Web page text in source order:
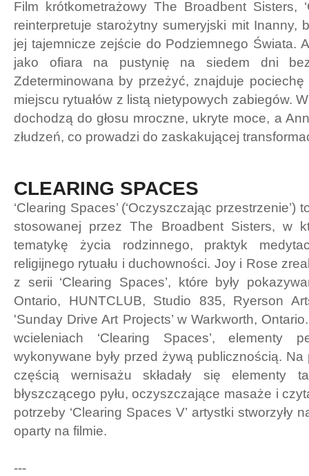
Film krótkometrażowy The Broadbent Sisters,
reinterpretuje starożytny sumeryjski mit Inanny,
jej tajemnicze zejście do Podziemnego Świata.
jako ofiara na pustynię na siedem dni
Zdeterminowana by przeżyć, znajduje
miejscu rytuałów z listą nietypowych zabiegów.
dochodzą do głosu mroczne, ukryte moce, a
złudzeń, co prowadzi do zaskakującej
CLEARING SPACES
‘Clearing Spaces’ (‘Oczyszczając przestrzenie’)
stosowanej przez The Broadbent Sisters, w
tematykę życia rodzinnego, praktyk
religijnego rytuału i duchowności. Joy i Rose
z serii ‘Clearing Spaces’, które były
Ontario, HUNTCLUB, Studio 835, Ryerson
'Sunday Drive Art Projects’ w Warkworth,
wcieleniach ‘Clearing Spaces’, elementy
wykonywane były przed żywą publicznością.
częścią wernisażu składały się elementy
błyszczącego pyłu, oczyszczające masaże i
potrzeby ‘Clearing Spaces V’ artystki stworzyły
oparty na filmie.
---